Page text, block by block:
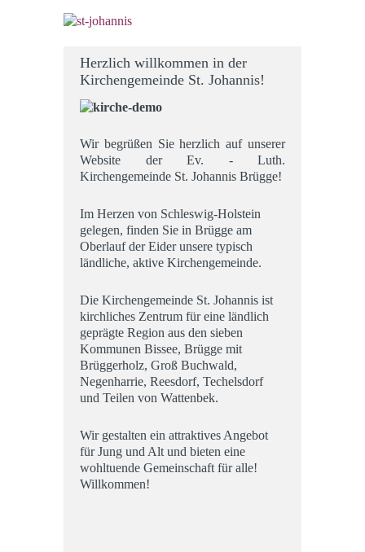
Herzlich willkommen in der
Kirchengemeinde St. Johannis!
Wir begrüßen Sie herzlich auf unserer
Website der Ev. - Luth.
Kirchengemeinde St. Johannis Brügge!
Im Herzen von Schleswig-Holstein
gelegen, finden Sie in Brügge am
Oberlauf der Eider unsere typisch
ländliche, aktive Kirchengemeinde.
Die Kirchengemeinde St. Johannis ist
kirchliches Zentrum für eine ländlich
geprägte Region aus den sieben
Kommunen Bissee, Brügge mit
Brüggerholz, Groß Buchwald,
Negenharrie, Reesdorf, Techelsdorf
und Teilen von Wattenbek.
Wir gestalten ein attraktives Angebot
für Jung und Alt und bieten eine
wohltuende Gemeinschaft für alle!
Willkommen!